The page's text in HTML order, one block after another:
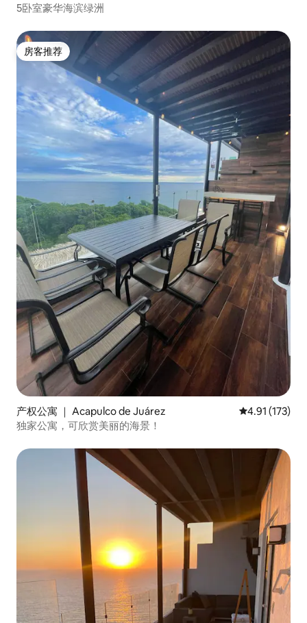
5卧室豪华海滨绿洲
房客推荐
房客推荐
产权公寓 ｜ Acapulco de Juárez 平均评分 4.91
4.91 (173)
独家公寓，可欣赏美丽的海景！